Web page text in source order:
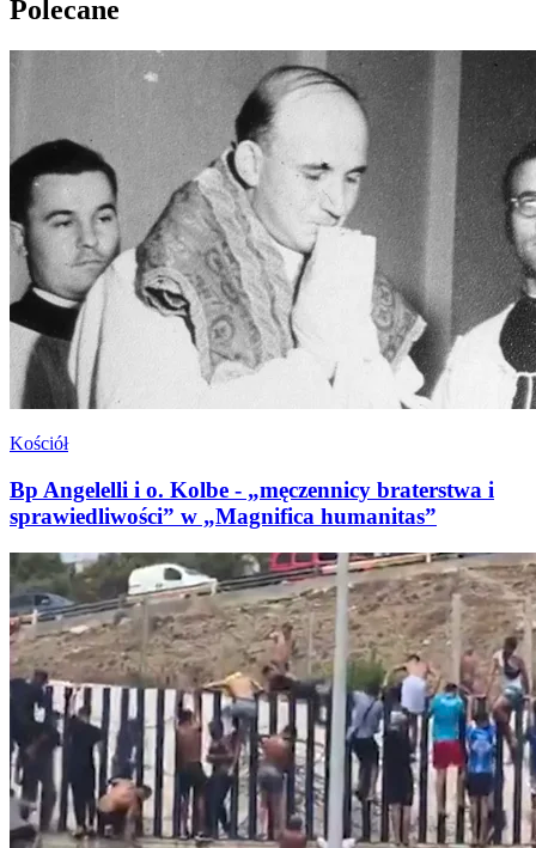
Polecane
Kościół
Bp Angelelli i o. Kolbe - „męczennicy braterstwa i
sprawiedliwości” w „Magnifica humanitas”